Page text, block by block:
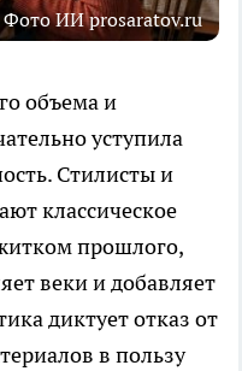
Фото ИИ prosaratov.ru
объема и
уступила
Стилисты и
классическое
прошлого,
веки и добавляет
диктует отказ от
в пользу